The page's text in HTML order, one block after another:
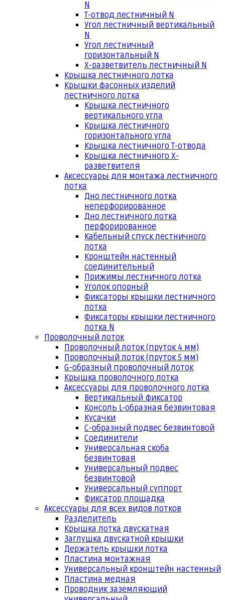
N
Т-отвод лестничный N
Угол лестничный вертикальный
N
Угол лестничный
горизонтальный N
Х-разветвитель лестничный N
Крышка лестничного лотка
Крышки фасонных изделий
лестничного лотка
Крышка лестничного
вертикального угла
Крышка лестничного
горизонтального угла
Крышка лестничного Т-отвода
Крышка лестничного Х-
разветвителя
Аксессуары для монтажа лестничного
лотка
Дно лестничного лотка
неперфорированное
Дно лестничного лотка
перфорированное
Кабельный спуск лестничного
лотка
Кронштейн настенный
соединительный
Прижимы лестничного лотка
Уголок опорный
Фиксаторы крышки лестничного
лотка
Фиксаторы крышки лестничного
лотка N
Проволочный лоток
Проволочный лоток (пруток 4 мм)
Проволочный лоток (пруток 5 мм)
G-образный проволочный лоток
Крышка проволочного лотка
Аксессуары для проволочного лотка
Вертикальный фиксатор
Консоль L-образная безвинтовая
Кусачки
С-образный подвес безвинтовой
Соединители
Универсальная скоба
безвинтовая
Универсальный подвес
безвинтовой
Универсальный суппорт
Фиксатор площадка
Аксессуары для всех видов лотков
Разделитель
Крышка лотка двускатная
Заглушка двускатной крышки
Держатель крышки лотка
Пластина монтажная
Универсальный кронштейн настенный
Пластина медная
Проводник заземляющий